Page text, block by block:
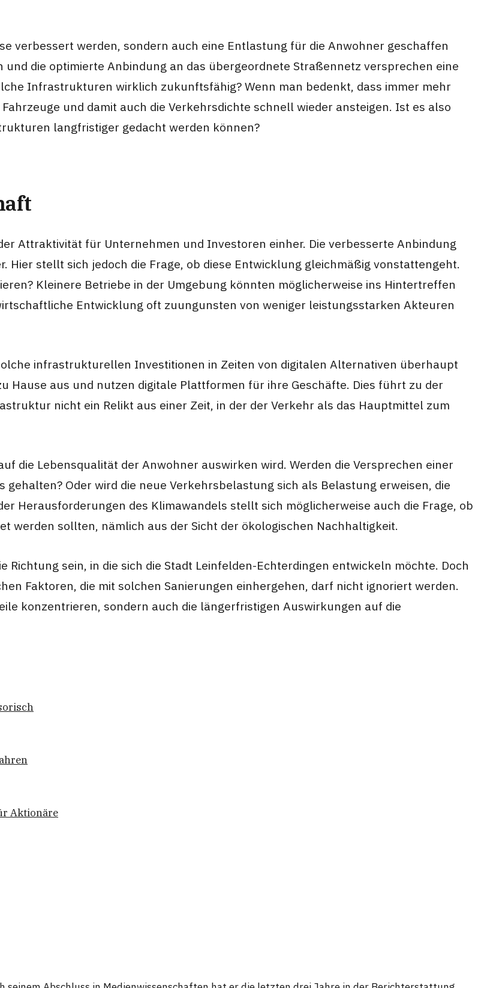
verbessert werden, sondern auch eine Entlastung für die Anwohner geschaffen
die optimierte Anbindung an das übergeordnete Straßennetz versprechen eine
Infrastrukturen wirklich zukunftsfähig? Wenn man bedenkt, dass immer mehr
und damit auch die Verkehrsdichte schnell wieder ansteigen. Ist es also
langfristiger gedacht werden können?
Attraktivität für Unternehmen und Investoren einher. Die verbesserte Anbindung
Hier stellt sich jedoch die Frage, ob diese Entwicklung gleichmäßig vonstattengeht.
Kleinere Betriebe in der Umgebung könnten möglicherweise ins Hintertreffen
Entwicklung oft zuungunsten von weniger leistungsstarken Akteuren
infrastrukturellen Investitionen in Zeiten von digitalen Alternativen überhaupt
Hause aus und nutzen digitale Plattformen für ihre Geschäfte. Dies führt zu der
nicht ein Relikt aus einer Zeit, in der der Verkehr als das Hauptmittel zum
die Lebensqualität der Anwohner auswirken wird. Werden die Versprechen einer
Oder wird die neue Verkehrsbelastung sich als Belastung erweisen, die
Herausforderungen des Klimawandels stellt sich möglicherweise auch die Frage, ob
werden sollten, nämlich aus der Sicht der ökologischen Nachhaltigkeit.
sein, in die sich die Stadt Leinfelden-Echterdingen entwickeln möchte. Doch
Faktoren, die mit solchen Sanierungen einhergehen, darf nicht ignoriert werden.
konzentrieren, sondern auch die längerfristigen Auswirkungen auf die
Aktionäre